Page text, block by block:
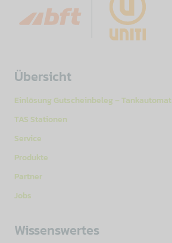
Übersicht
Einlösung Gutscheinbeleg – Tankautomat
TAS Stationen
Service
Produkte
Partner
Jobs
Wissenswertes